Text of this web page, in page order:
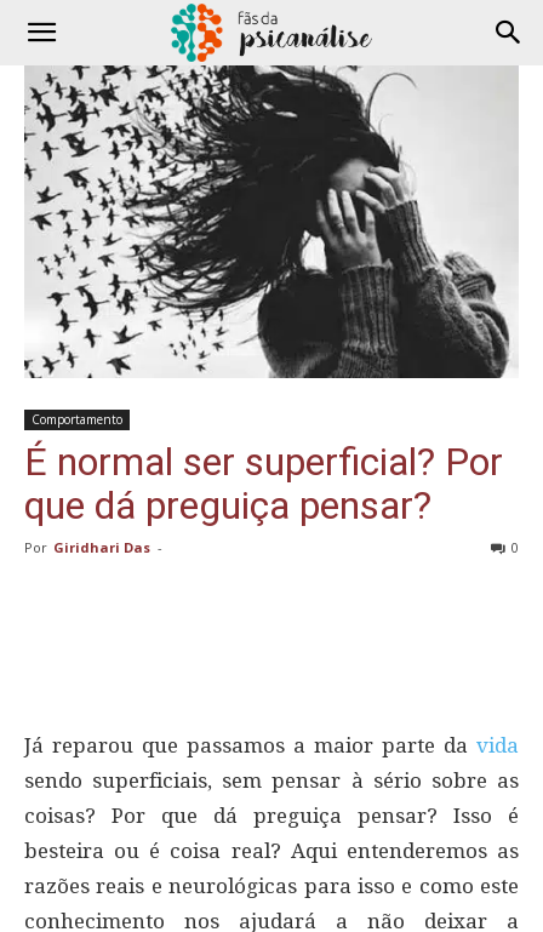
Comportamento
É normal ser superficial? Por
que dá preguiça pensar?
Por Giridhari Das - 0
Já reparou que passamos a maior parte da vida
sendo superficiais, sem pensar à sério sobre as
coisas? Por que dá preguiça pensar? Isso é
besteira ou é coisa real? Aqui entenderemos as
razões reais e neurológicas para isso e como este
conhecimento nos ajudará a não deixar a